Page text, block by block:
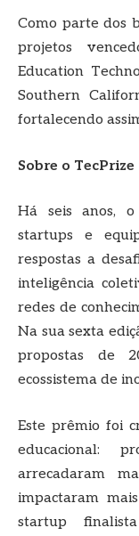
Como parte dos
projetos
Education
Southern
fortalecendo
Sobre o TecPrize
Há seis anos, o
startups e
respostas a
inteligência
redes de
Na sua sexta
propostas de
ecossistema de
Este prêmio foi
educacional:
arrecadaram
impactaram
startup